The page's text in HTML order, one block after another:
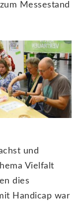
Messestand
und
Vielfalt
dies
Handicap war